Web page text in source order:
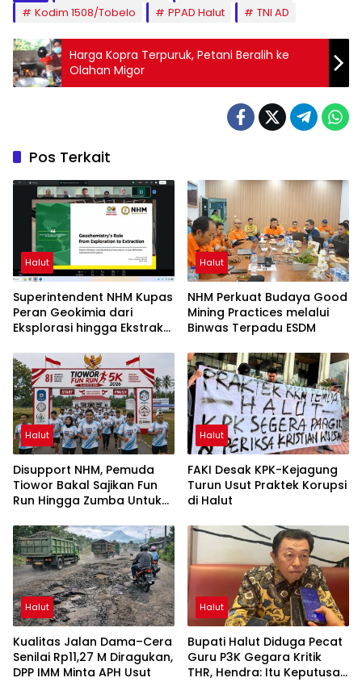
Kodim 1508/Tobelo
PPAD Halut TNI AD
Harga Kopra Terpuruk, Petani Beralih ke
Olahan Migor
Pos Terkait
Halut
Superintendent NHM Kupas
Peran Geokimia dari
Eksplorasi hingga Ekstraksi
UNG
Halut
NHM Perkuat Budaya Good
Mining Practices melalui
Binwas Terpadu ESDM
Halut
Disupport NHM, Pemuda
Tiowor Bakal Sajikan Fun
Run Hingga Zumba Untuk
Halut
FAKI Desak KPK-Kejagung
Turun Usut Praktek Korupsi
di Halut
Halut
Kualitas Jalan Dama–Cera
Senilai Rp11,27 M Diragukan,
DPP IMM Minta APH Usut
Halut
Bupati Halut Diduga Pecat
Guru P3K Gegara Kritik
THR, Hendra: Itu Keputusan